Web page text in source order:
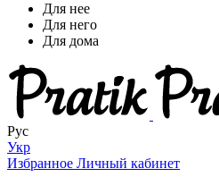
Для нее
Для него
Для дома
Рус
Укр
Избранное Личный кабинет